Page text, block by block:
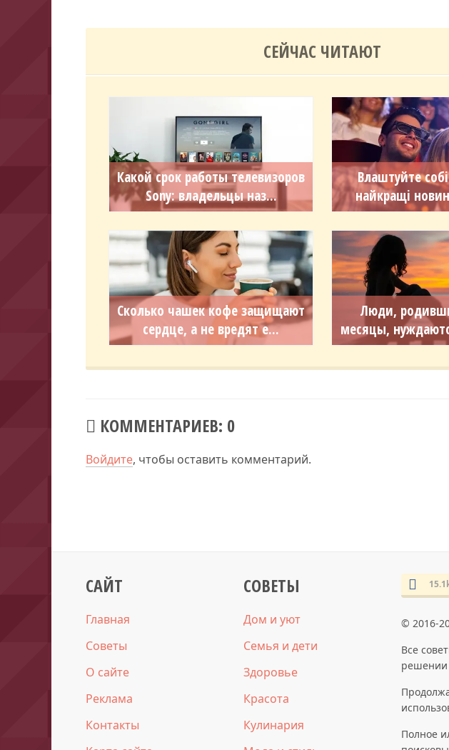
СЕЙЧАС ЧИТАЮТ
Какой срок работы телевизоров
Sony: владельцы наз...
Влаштуйте
найкращі
Сколько чашек кофе защищают
сердце, а не вредят е...
Люди,
месяцы,
КОММЕНТАРИЕВ: 0
Войдите, чтобы оставить комментарий.
САЙТ
Главная
Советы
О сайте
Реклама
Контакты
СОВЕТЫ
Дом и уют
Семья и дети
Здоровье
Красота
Кулинария
© 2016-
Все
решении
Полное